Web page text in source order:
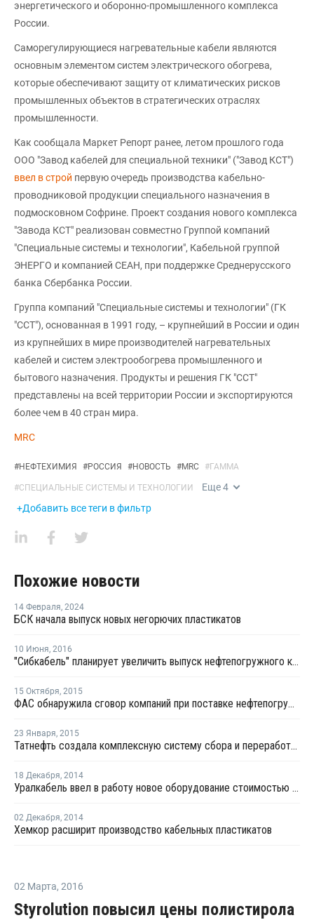
энергетического и оборонно-промышленного комплекса
России.
Саморегулирующиеся нагревательные кабели являются
основным элементом систем электрического обогрева,
которые обеспечивают защиту от климатических рисков
промышленных объектов в стратегических отраслях
промышленности.
Как сообщала Маркет Репорт ранее, летом прошлого года
ООО "Завод кабелей для специальной техники" ("Завод КСТ")
ввел в строй первую очередь производства кабельно-
проводниковой продукции специального назначения в
подмосковном Софрине. Проект создания нового комплекса
"Завода КСТ" реализован совместно Группой компаний
"Специальные системы и технологии", Кабельной группой
ЭНЕРГО и компанией СЕАН, при поддержке Среднерусского
банка Сбербанка России.
Группа компаний "Специальные системы и технологии" (ГК
"ССТ"), основанная в 1991 году, – крупнейший в России и один
из крупнейших в мире производителей нагревательных
кабелей и систем электрообогрева промышленного и
бытового назначения. Продукты и решения ГК "ССТ"
представлены на всей территории России и экспортируются
более чем в 40 стран мира.
MRC
#НЕФТЕХИМИЯ #РОССИЯ #НОВОСТЬ #MRC #ГАММА
#СПЕЦИАЛЬНЫЕ СИСТЕМЫ И ТЕХНОЛОГИИ Еще4
+Добавить все теги в фильтр
Похожие новости
14 Февраля, 2024
БСК начала выпуск новых негорючих пластикатов
10 Июня, 2016
"Сибкабель" планирует увеличить выпуск нефтепогружного кабеля со сверхзащитой
15 Октября, 2015
ФАС обнаружила сговор компаний при поставке нефтепогружного кабеля для Роснефти
23 Января, 2015
Татнефть создала комплексную систему сбора и переработки отходов производства и потребления
18 Декабря, 2014
Уралкабель ввел в работу новое оборудование стоимостью EUR1 млн
02 Декабря, 2014
Хемкор расширит производство кабельных пластикатов
02 Марта, 2016
Styrolution повысил цены полистирола